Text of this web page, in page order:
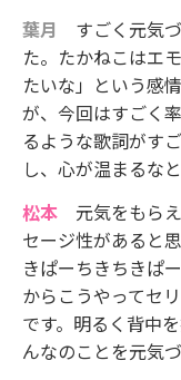
葉月
すごく元気
た。たかねこはエ
たいな」という感
が、今回はすごく
るような歌詞がす
し、心が温まるな
松本 元気をもら
セージ性があると
きぱーちきちきぱ
からこうやってセ
です。明るく背中
んなのことを元気